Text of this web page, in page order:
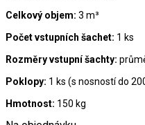
Celkový objem: 3 m³
Počet vstupních šachet: 1 ks
Rozměry vstupní šachty:
Poklopy: 1 ks (s nosností do
Hmotnost: 150 kg